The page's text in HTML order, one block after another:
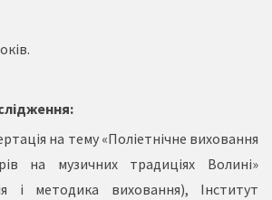
на тему «Поліетнічне виховання
на музичних традиціях Волині»
і методика виховання), Інститут